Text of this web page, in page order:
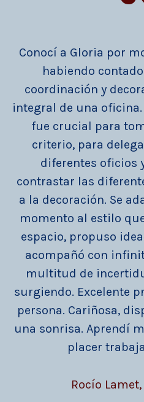
Conocí a Gloria por
habiendo
coordinación y
integral de una
fue crucial para
criterio, para
diferentes oficios
contrastar las
a la decoración. Se
momento al estilo
espacio, propuso
acompañó con
multitud de
surgiendo. Excelente
persona. Cariñosa,
una sonrisa. Aprendí
placer
Rocío